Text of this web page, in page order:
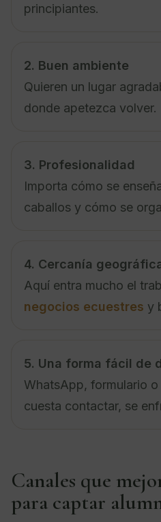
principiantes.
2. Buen ambiente
Quieren un lugar
donde apetezca volver.
3. Profesionalidad
Importa cómo se
caballos y cómo se
4. Cercanía
Aquí entra mucho el
negocios ecuestres y
5. Una forma fácil de
WhatsApp, formulario o
cuesta contactar, se
Canales que
para captar